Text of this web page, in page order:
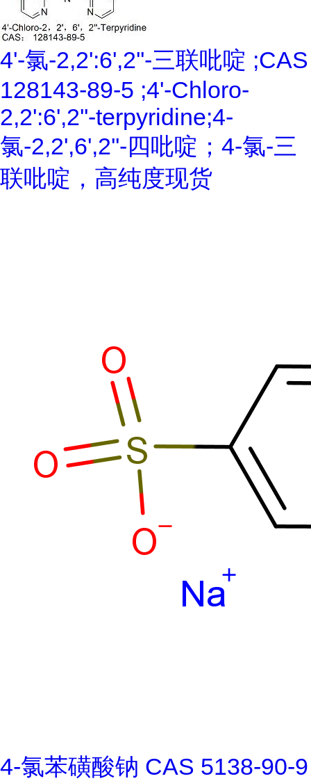
4'-氯-2,2':6',2''-三联吡啶 ;CAS
128143-89-5 ;4'-Chloro-
2,2':6',2''-terpyridine;4-
氯-2,2',6',2''-四吡啶；4-氯-三
联吡啶，高纯度现货
4-氯苯磺酸钠 CAS 5138-90-9